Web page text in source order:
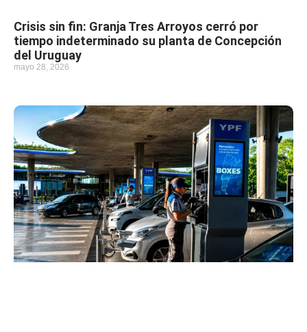
Crisis sin fin: Granja Tres Arroyos cerró por
tiempo indeterminado su planta de Concepción
del Uruguay
mayo 28, 2026